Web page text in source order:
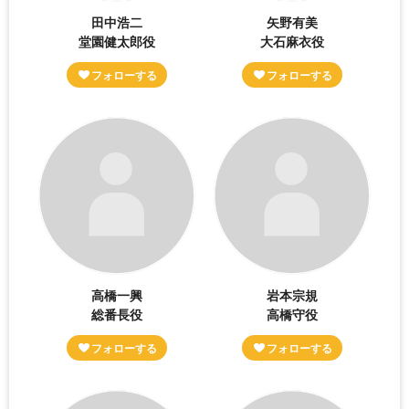
田中浩二
堂園健太郎役
矢野有美
大石麻衣役
高橋一興
総番長役
岩本宗規
高橋守役